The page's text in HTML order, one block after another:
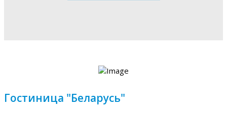
Гостиница "Беларусь"